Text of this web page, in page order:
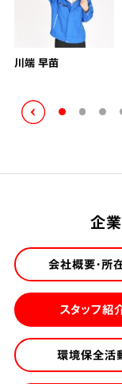
川端 早苗
企
会社概要・所
スタッフ紹
環境保全活